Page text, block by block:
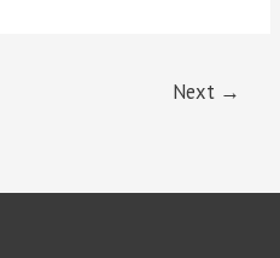
Next →